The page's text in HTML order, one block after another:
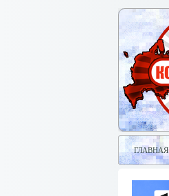
ГЛАВНАЯ